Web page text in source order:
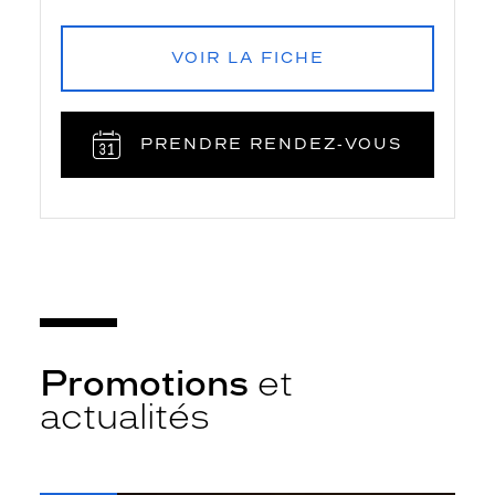
VOIR LA FICHE
PRENDRE RENDEZ‑VOUS
Promotions et
actualités